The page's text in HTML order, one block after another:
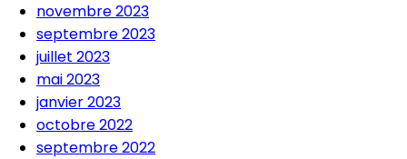
novembre 2023
septembre 2023
juillet 2023
mai 2023
janvier 2023
octobre 2022
septembre 2022